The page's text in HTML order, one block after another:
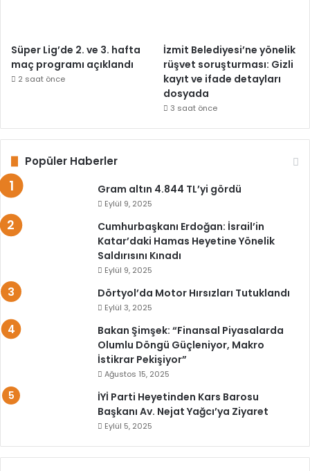
Süper Lig’de 2. ve 3. hafta
maç programı açıklandı
2 saat önce
İzmit Belediyesi’ne yönelik
rüşvet soruşturması: Gizli
kayıt ve ifade detayları
dosyada
3 saat önce
Popüler Haberler
Gram altın 4.844 TL’yi gördü
Eylül 9, 2025
Cumhurbaşkanı Erdoğan: İsrail’in
Katar’daki Hamas Heyetine Yönelik
Saldırısını Kınadı
Eylül 9, 2025
Dörtyol’da Motor Hırsızları Tutuklandı
Eylül 3, 2025
Bakan Şimşek: “Finansal Piyasalarda
Olumlu Döngü Güçleniyor, Makro
İstikrar Pekişiyor”
Ağustos 15, 2025
İYİ Parti Heyetinden Kars Barosu
Başkanı Av. Nejat Yağcı’ya Ziyaret
Eylül 5, 2025